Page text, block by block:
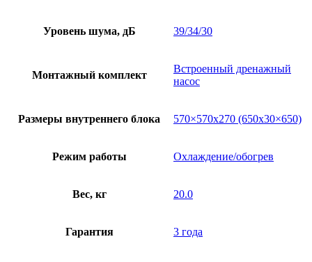
Уровень шума, дБ 39/34/30
Монтажный комплект
Встроенный дренажный
насос
Размеры внутреннего блока 570×570х270 (650х30×650)
Режим работы Охлаждение/обогрев
Вес, кг 20.0
Гарантия 3 года